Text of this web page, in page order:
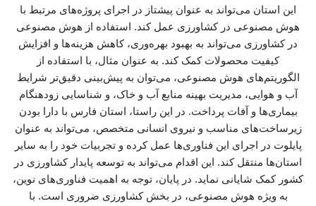
این استان می‌تواند به عنوان پیشتاز در اجرای پروژه‌های مرتبط با
هوش مصنوعی در کشاورزی عمل کند. استفاده از هوش مصنوعی
در کشاورزی می‌تواند به بهبود بهره‌وری، کاهش هزینه‌ها و افزایش
کیفیت محصولات کمک کند. به عنوان مثال، با استفاده از
الگوریتم‌های هوش مصنوعی، می‌توان به پیش‌بینی دقیق‌تر شرایط
آب و هوایی، مدیریت بهینه منابع آب و خاک، و شناسایی زودهنگام
بیماری‌ها و آفات پرداخت. در این راستا، استان فارس با دارا بودن
زیرساخت‌های مناسب و نیروی انسانی متخصص، می‌تواند به عنوان
پایلوت در اجرای این فناوری‌ها عمل کرده و تجربیات خود را به سایر
استان‌ها منتقل کند. این اقدام می‌تواند به توسعه پایدار کشاورزی در
کشور کمک شایانی نماید. در پایان، توجه به اهمیت فناوری‌های نوین،
به ویژه هوش مصنوعی، در بخش کشاورزی ضروری است. با